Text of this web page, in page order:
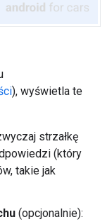
), wyświetla te
strzałkę
(który
takie jak
(opcjonalnie):